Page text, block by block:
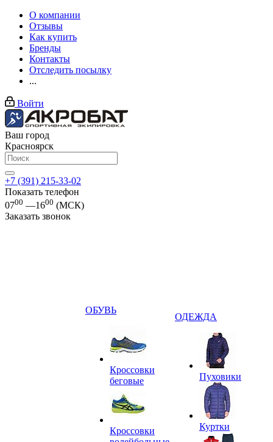
О компании
Отзывы
Как купить
Бренды
Контакты
Отследить посылку
...
Войти
Ваш город
Красноярск
+7 (391) 215-33-02
Показать телефон
0700 —1600 (МСК)
Заказать звонок
ОБУВЬ
Кроссовки
беговые
Кроссовки
ОДЕЖДА
Пуховики
Куртки